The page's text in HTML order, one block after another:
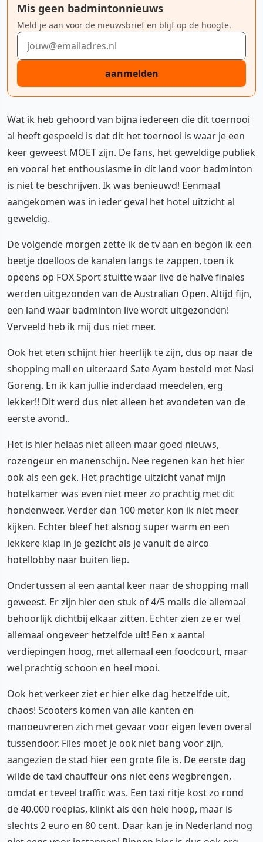
Mis geen badmintonnieuws
Meld je aan voor de nieuwsbrief en blijf op de hoogte.
E-mailadres
aanmelden
Wat ik heb gehoord van bijna iedereen die dit toernooi
al heeft gespeeld is dat dit het toernooi is waar je een
keer geweest MOET zijn. De fans, het geweldige publiek
en vooral het enthousiasme in dit land voor badminton
is niet te beschrijven. Ik was benieuwd! Eenmaal
aangekomen was in ieder geval het hotel uitzicht al
geweldig.
De volgende morgen zette ik de tv aan en begon ik een
beetje doelloos de kanalen langs te zappen, toen ik
opeens op FOX Sport stuitte waar live de halve finales
werden uitgezonden van de Australian Open. Altijd fijn,
een land waar badminton live wordt uitgezonden!
Verveeld heb ik mij dus niet meer.
Ook het eten schijnt hier heerlijk te zijn, dus op naar de
shopping mall en uiteraard Sate Ayam besteld met Nasi
Goreng. En ik kan jullie inderdaad meedelen, erg
lekker!! Dit werd dus niet alleen het avondeten van de
eerste avond..
Het is hier helaas niet alleen maar goed nieuws,
rozengeur en manenschijn. Nee regenen kan het hier
ook als een gek. Het prachtige uitzicht vanaf mijn
hotelkamer was even niet meer zo prachtig met dit
hondenweer. Verder dan 100 meter kon ik niet meer
kijken. Echter bleef het alsnog super warm en een
lekkere klap in je gezicht als je vanuit de airco
hotellobby naar buiten liep.
Ondertussen al een aantal keer naar de shopping mall
geweest. Er zijn hier een stuk of 4/5 malls die allemaal
behoorlijk dichtbij elkaar zitten. Echter zien ze er wel
allemaal ongeveer hetzelfde uit! Een x aantal
verdiepingen hoog, met allemaal een foodcourt, maar
wel prachtig schoon en heel mooi.
Ook het verkeer ziet er hier elke dag hetzelfde uit,
chaos! Scooters komen van alle kanten en
manoeuvreren zich met gevaar voor eigen leven overal
tussendoor. Files moet je ook niet bang voor zijn,
aangezien de stad hier een grote file is. De eerste dag
wilde de taxi chauffeur ons niet eens wegbrengen,
omdat er teveel traffic was. Een taxi ritje kost zo rond
de 40.000 roepias, klinkt als een hele hoop, maar is
slechts 2 euro en 80 cent. Daar kan je in Nederland nog